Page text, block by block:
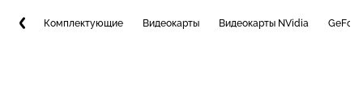
Комплектующие Видеокарты Видеокарты NVidia